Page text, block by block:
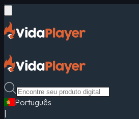
Português